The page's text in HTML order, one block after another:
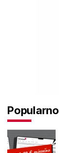
Popularno